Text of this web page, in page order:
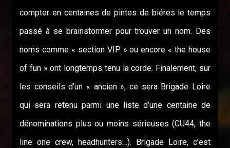
compter en centaines de pintes de biéres le temps
passé à se brainstormer pour trouver un nom. Des
noms comme « section VIP » ou encore « the house
of fun » ont longtemps tenu la corde. Finalement, sur
les conseils d’un « ancien », ce sera Brigade Loire
qui sera retenu parmi une liste d’une centaine de
dénominations plus ou moins sérieuses (CU44, the
line one crew, headhunters…). Brigade Loire, c’est